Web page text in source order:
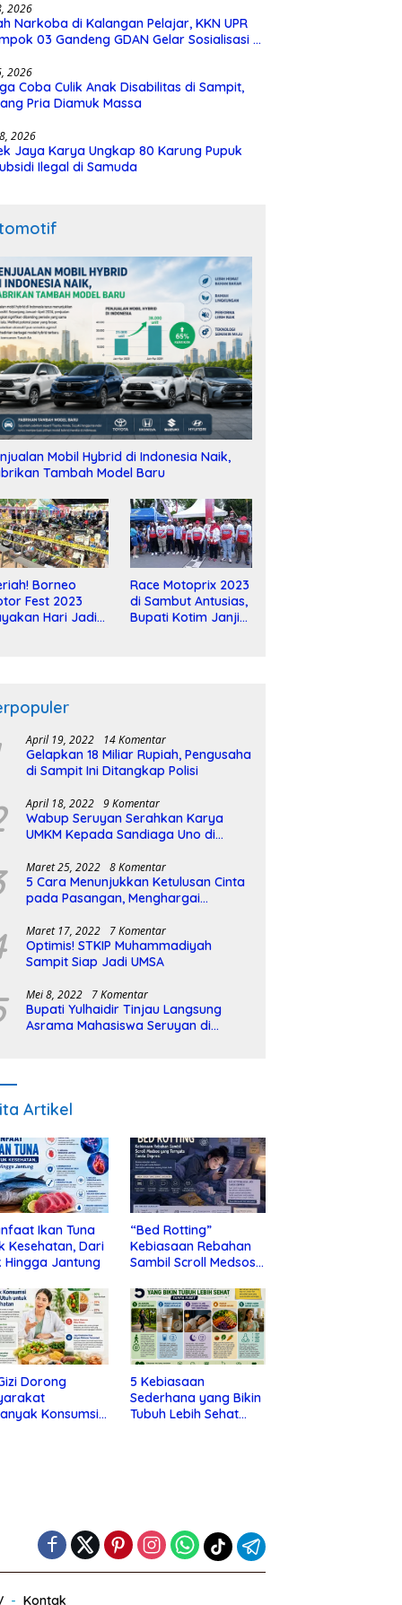
2026
Narkoba di Kalangan Pelajar, KKN UPR
03 Gandeng GDAN Gelar Sosialisasi di
2026
Coba Culik Anak Disabilitas di Sampit,
Pria Diamuk Massa
2026
Jaya Karya Ungkap 80 Karung Pupuk
Ilegal di Samuda
Mobil Hybrid di Indonesia Naik,
Tambah Model Baru
Borneo
Fest 2023
Hari Jadi
Race Motoprix 2023
di Sambut Antusias,
Bupati Kotim Janji
April 19, 2022 14 Komentar
Gelapkan 18 Miliar Rupiah, Pengusaha
di Sampit Ini Ditangkap Polisi
April 18, 2022 9 Komentar
Wabup Seruyan Serahkan Karya
UMKM Kepada Sandiaga Uno di
Maret 25, 2022 8 Komentar
5 Cara Menunjukkan Ketulusan Cinta
pada Pasangan, Menghargai
Maret 17, 2022 7 Komentar
Optimis! STKIP Muhammadiyah
Sampit Siap Jadi UMSA
Mei 8, 2022 7 Komentar
Bupati Yulhaidir Tinjau Langsung
Asrama Mahasiswa Seruyan di
Artikel
Ikan Tuna
Kesehatan, Dari
Hingga Jantung
“Bed Rotting”
Kebiasaan Rebahan
Sambil Scroll Medsos
Depresi
Dorong
Konsumsi
5 Kebiasaan
Sederhana yang Bikin
Tubuh Lebih Sehat
Kontak